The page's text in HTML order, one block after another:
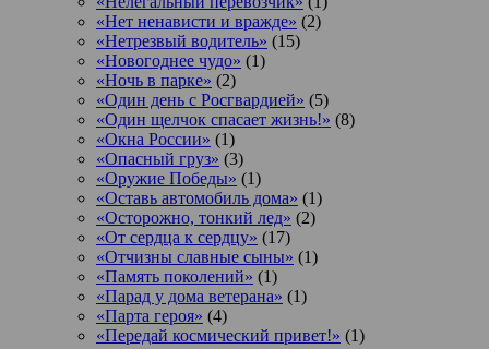
«Нет ненависти и вражде» (2)
«Нетрезвый водитель» (15)
«Новогоднее чудо» (1)
«Ночь в парке» (2)
«Один день с Росгвардией» (5)
«Один щелчок спасает жизнь!» (8)
«Окна России» (1)
«Опасный груз» (3)
«Оружие Победы» (1)
«Оставь автомобиль дома» (1)
«Осторожно, тонкий лед» (2)
«От сердца к сердцу» (17)
«Отчизны славные сыны» (1)
«Память поколений» (1)
«Парад у дома ветерана» (1)
«Парта героя» (4)
«Передай космический привет!» (1)